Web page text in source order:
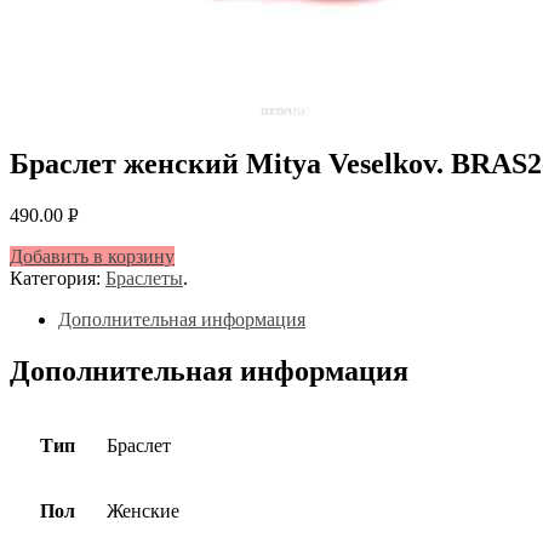
Браслет женский Mitya Veselkov.
490.00 Р
Добавить в корзину
Категория: Браслеты.
Дополнительная информация
Дополнительная информация
Тип Браслет
Пол Женские